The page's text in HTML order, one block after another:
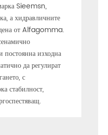
Sieemsn,
а хидравличните
от Alfagomma.
изходна
да регулират
с
стабилност,